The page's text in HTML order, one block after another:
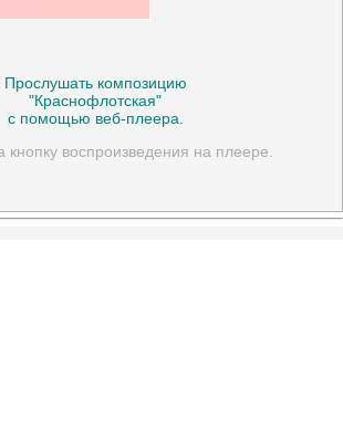
Прослушать композицию
"Краснофлотская"
с помощью веб-плеера.
воспроизведения на плеере.